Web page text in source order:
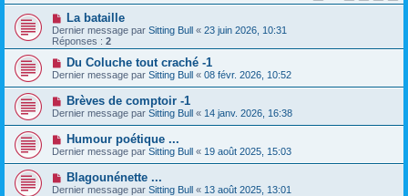
La bataille
Dernier message par Sitting Bull « 23 juin 2026, 10:31
Réponses : 2
Du Coluche tout craché -1
Dernier message par Sitting Bull « 08 févr. 2026, 10:52
Brèves de comptoir -1
Dernier message par Sitting Bull « 14 janv. 2026, 16:38
Humour poétique ...
Dernier message par Sitting Bull « 19 août 2025, 15:03
Blagounénette ...
Dernier message par Sitting Bull « 13 août 2025, 13:01